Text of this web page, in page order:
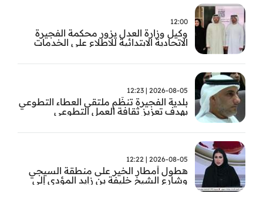
12:00
وكيل وزارة العدل يزور محكمة الفجيرة
الاتحادية الابتدائية للاطلاع على الخدمات
2026-08-05 | 12:23
بلدية الفجيرة تنظّم ملتقى العطاء التطوعي
بهدف تعزيز ثقافة العمل التطوعي
2026-08-05 | 12:22
هطول أمطار الخير على منطقة السيجي
وشارع الشيخ خليفة بن زايد المؤدي إلى